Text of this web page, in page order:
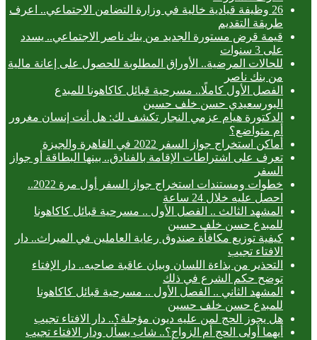
26 وظيفة قيادية خالية في وزارة التضامن الاجتماعي.. اعرف
طريقة التقديم
قيمة قرض مستورة الجديد من بنك ناصر الاجتماعي.. يسدد
على 3 سنوات
للحالات المرضية.. الأوراق المطلوبة للحصول على إعانة مالية
من بنك ناصر
الفصل الأول كاملًا.. مسرحية قبائل كاكاهونا للمبدع
البورسعيدي حسن خلف حسين
الدكتورة هيام عزمي النجار تكشف لك: هل أنت إنسان مغرور
أم متواضع؟
أماكن استخراج جواز السفر 2022 في القاهرة والجيزة
تعرف على اشتراطات الإقامة بالفنادق.. بينها البطاقة أو جواز
السفر
خطوات ومستندات استخراج جواز السفر أول مرة 2022..
احصل عليه خلال 24 ساعة
المشهد الثالث .. الفصل الأول .. مسرحية قبائل كاكاهونا
للمبدع حسن خلف حسين
كيفية توزيع مكافأة صندوق رعاية العاملين في الميراث.. دار
الافتاء تجيب
التحذير من بذاءة اللسان وبيان عاقبة صاحبه.. دار الإفتاء
توضح حكم الشرع في ذلك
المشهد الثاني .. الفصل الأول .. مسرحية قبائل كاكاهونا
للمبدع حسن خلف حسين
هل يجوز الحج لمن عليه ديون مؤجلة؟.. دار الافتاء تجيب
أيهما أولى الحج أم الزواج؟.. شاب يسأل ودار الافتاء تجيب